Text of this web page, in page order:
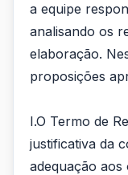
a equipe
analisando os
elaboração.
proposições
I.O Termo de
justificativa da
adequação aos